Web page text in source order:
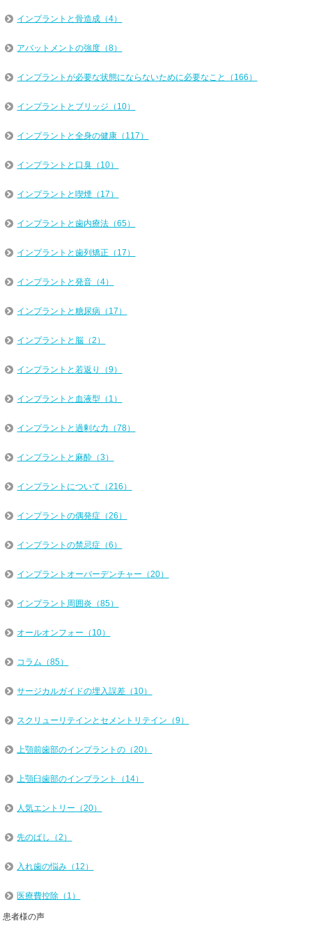
インプラントと骨造成（4）
アバットメントの強度（8）
インプラントが必要な状態にならないために必要なこと（166）
インプラントとブリッジ（10）
インプラントと全身の健康（117）
インプラントと口臭（10）
インプラントと喫煙（17）
インプラントと歯内療法（65）
インプラントと歯列矯正（17）
インプラントと発音（4）
インプラントと糖尿病（17）
インプラントと脳（2）
インプラントと若返り（9）
インプラントと血液型（1）
インプラントと過剰な力（78）
インプラントと麻酔（3）
インプラントについて（216）
インプラントの偶発症（26）
インプラントの禁忌症（6）
インプラントオーバーデンチャー（20）
インプラント周囲炎（85）
オールオンフォー（10）
コラム（85）
サージカルガイドの埋入誤差（10）
スクリューリテインとセメントリテイン（9）
上顎前歯部のインプラントの（20）
上顎臼歯部のインプラント（14）
人気エントリー（20）
先のばし（2）
入れ歯の悩み（12）
医療費控除（1）
患者様の声